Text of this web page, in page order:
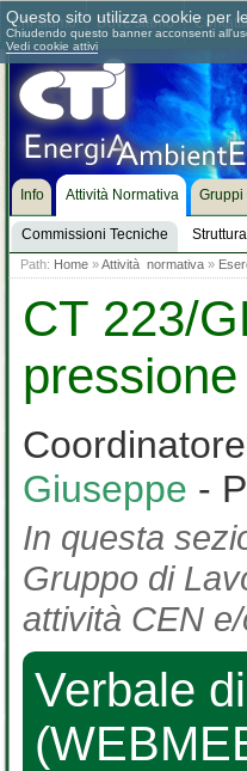
Chi siamo Dove siamo
Info Attività Normativa
Commissioni Tecniche
Gruppi
Path: Home »Attività normativa »
CT 223/
pressione
Giuseppe -
In questa
Gruppo di
attività CEN
Verbale
Questo sito utilizza cookie per
Chiudendo questo banner acconsenti
Vedi cookie attivi